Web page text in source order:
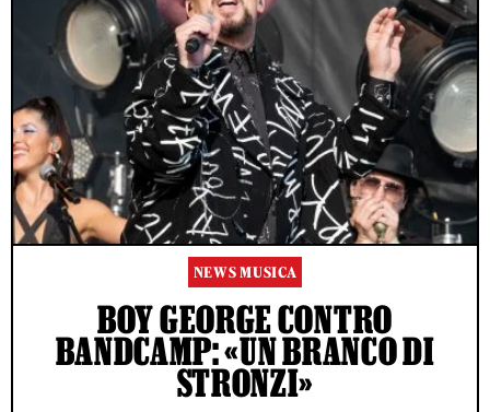
NEWS MUSICA
BOY GEORGE CONTRO
BANDCAMP: «UN BRANCO DI
STRONZI»